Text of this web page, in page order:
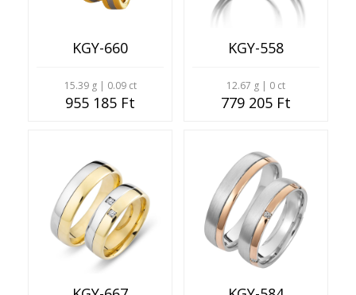
KGY-660
15.39 g | 0.09 ct
955 185 Ft
KGY-558
12.67 g | 0 ct
779 205 Ft